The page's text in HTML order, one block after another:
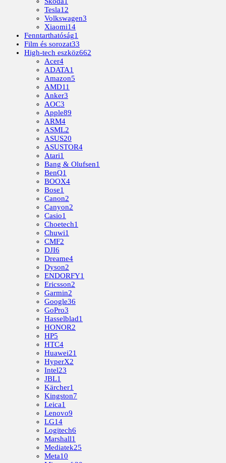
Tesla12
Volkswagen3
Xiaomi14
Fenntarthatóság1
Film és sorozat33
High-tech eszköz662
Acer4
ADATA1
Amazon5
AMD11
Anker3
AOC3
Apple89
ARM4
ASML2
ASUS20
ASUSTOR4
Atari1
Bang & Olufsen1
BenQ1
BOOX4
Bose1
Canon2
Canyon2
Casio1
Choetech1
Chuwi1
CMF2
DJI6
Dreame4
Dyson2
ENDORFY1
Ericsson2
Garmin2
Google36
GoPro3
Hasselblad1
HONOR2
HP5
HTC4
Huawei21
HyperX2
Intel23
JBL1
Kärcher1
Kingston7
Leica1
Lenovo9
LG14
Logitech6
Marshall1
Mediatek25
Meta10